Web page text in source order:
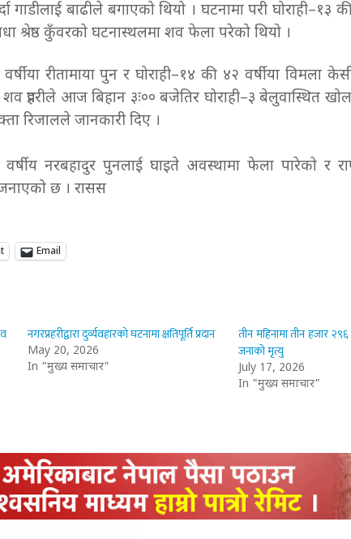
गाडीलाई बाढीले बगाएको थियो । घटनामा परी घोराही–१३
श्रेष्ठ कुँवरको घटनास्थलमा शव फेला परेको थियो ।
रीतामाया पुन र घोराही–१४ की ४२ वर्षीया विमला
प्रहरीले आज बिहान ३ः०० बजेतिर घोराही–३ बेलुवास्थित
रिजालले जानकारी दिए ।
नरबहादुर पुनलाई घाइते अवस्थामा फेला पारेको र
जनाएको छ । रासस
Email
नगरप्रहरीद्वारा दुर्व्यवहारको घटनामा क्षतिपूर्ति प्रदान
May 20, 2026
In "मुख्य समाचार"
तीन महिनामा तीन हजार
जनाको मृत्यु
July 17, 2026
In "मुख्य समाचार"